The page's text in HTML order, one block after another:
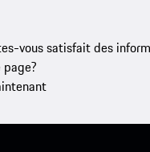
vous satisfait des